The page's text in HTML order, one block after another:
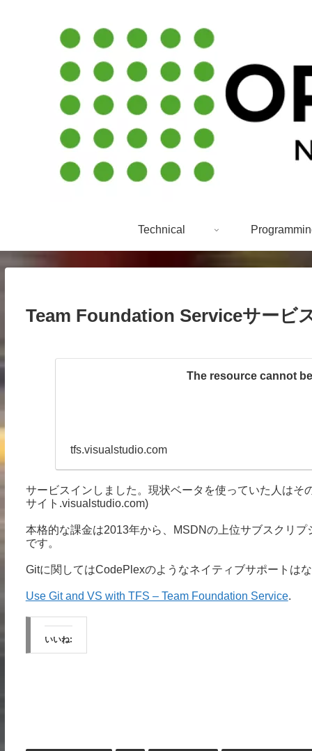
Technical
Team Foundation Serviceサービ
The resource cannot
tfs.visualstudio.com
サービスインしました。現状ベータを使っていた人は
サイト.visualstudio.com)
本格的な課金は2013年から、MSDNの上位サブスクリ
です。
Gitに関してはCodePlexのようなネイティブサポートは
Use Git and VS with TFS – Team Foundation Service.
いいね: